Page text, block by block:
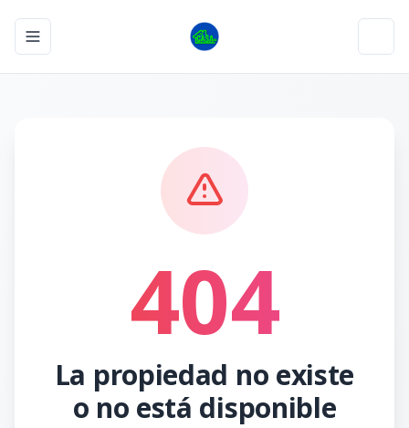
Toggle navigation menu
404
La propiedad no existe
o no está disponible